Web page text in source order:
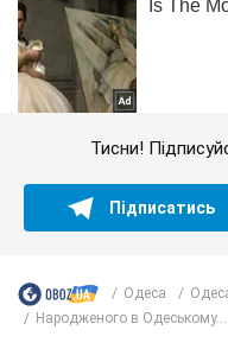
Тисни!
Підписатись
Одеса
Народженого в Одеському...